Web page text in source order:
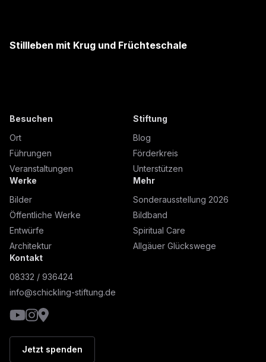
Stillleben mit Krug und Früchteschale
Besuchen
Ort
Führungen
Veranstaltungen
Stiftung
Blog
Förderkreis
Unterstützen
Werke
Bilder
Öffentliche Werke
Entwürfe
Architektur
Mehr
Sonderausstellung 2026
Bildband
Spiritual Care
Allgäuer Glückswege
Kontakt
08332 / 936424
info@schickling-stiftung.de
YouTube
Instagram
Google Maps
Jetzt spenden